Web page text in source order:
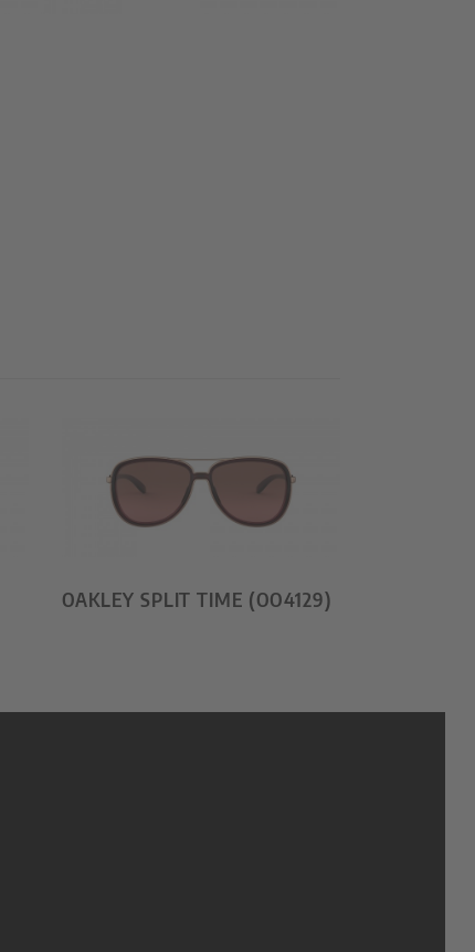
OAKLEY SPLIT TIME (OO4129)